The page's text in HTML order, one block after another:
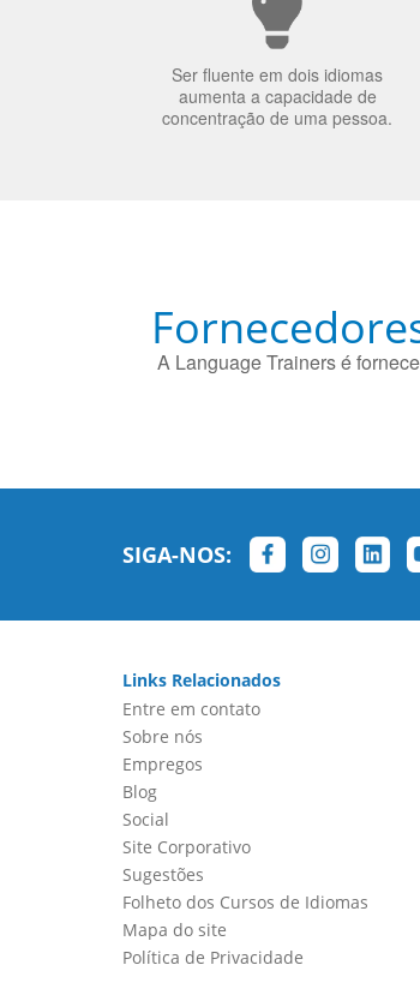
Ser fluente em dois idiomas
aumenta a capacidade de
concentração de uma pessoa.
A Language Trainers é
SIGA-NOS:
Links Relacionados
Entre em contato
Sobre nós
Empregos
Blog
Social
Site Corporativo
Sugestões
Folheto dos Cursos de Idiomas
Mapa do site
Política de Privacidade